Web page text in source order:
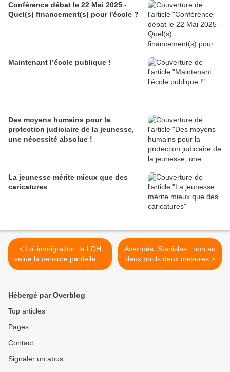
Conférence débat le 22 Mai 2025 -
Quel(s) financement(s) pour l'école ?
Maintenant l’école publique !
Des moyens humains pour la
protection judiciaire de la jeunesse,
une nécessité absolue !
La jeunesse mérite mieux que des
caricatures
< Loi immigration: la LDH
salue la censure partielle de
la loi mais continuera sa
Averroès, Stanislas : non au
deux poids deux mesures >
Hébergé par Overblog
Top articles
Pages
Contact
Signaler un abus